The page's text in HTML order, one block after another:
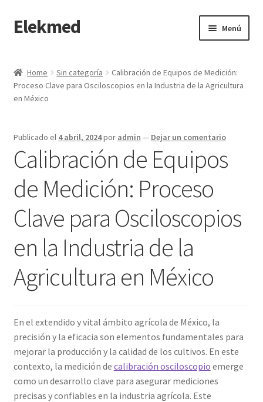
Saltar
a
Ir
al
Elekmed Menú
¿Por Qué Elegir a Elekmed México?
Principal?
¿Qué es un Amperímetro y Cuál es su Función Principal?
¿Qué es un medidor de tierras y cuál es su función Principal?
¿Qué es un multímetro y cuál es su función Principal?
¿Qué es un osciloscopio y cuál es su función Principal?
Amperímetro con certificado de calibración
Calibración de Amperímetros – Elekmed México
Calibración de Medidores de Resistencia – Elekmed México
Calibración de Multímetros – Elekmed México
Home Sin categoría
Calibración de Equipos de Medición:
Proceso Clave para Osciloscopios en la Industria de la Agricultura
en México
Publicado el 4 abril, 2024por admin — Dejar un comentario
Calibración de Equipos
de Medición: Proceso
Clave para Osciloscopios
en la Industria de la
Agricultura en México
En el extendido y vital ámbito agrícola de México, la
precisión y la eficacia son elementos fundamentales para
mejorar la producción y la calidad de los cultivos. En este
contexto, la medición de calibración osciloscopio emerge
como un desarrollo clave para asegurar mediciones
precisas y confiables en la industria agrícola. Este